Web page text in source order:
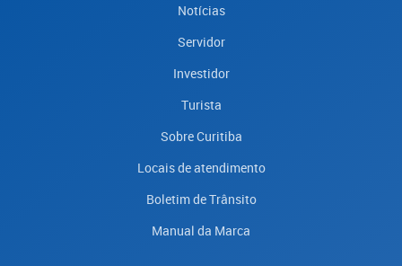
Notícias
Servidor
Investidor
Turista
Sobre Curitiba
Locais de atendimento
Boletim de Trânsito
Manual da Marca